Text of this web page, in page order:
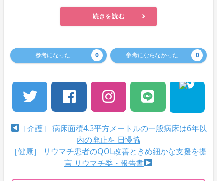
続きを読む
参考になった 0 参考にならなかった 0
［介護］ 病床面積4.3平方メートルの一般病床は6年以
内の廃止を 日慢協
［健康］ リウマチ患者のQOL改善ときめ細かな支援を提
言 リウマチ委・報告書